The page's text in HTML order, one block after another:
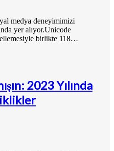
medya deneyimimizi
yer alıyor.Unicode
birlikte 118…
2023 Yılında